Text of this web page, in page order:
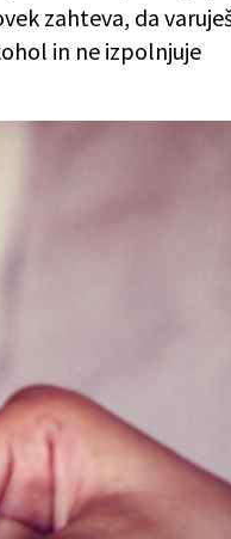
zahteva, da
in ne izpolnjuje